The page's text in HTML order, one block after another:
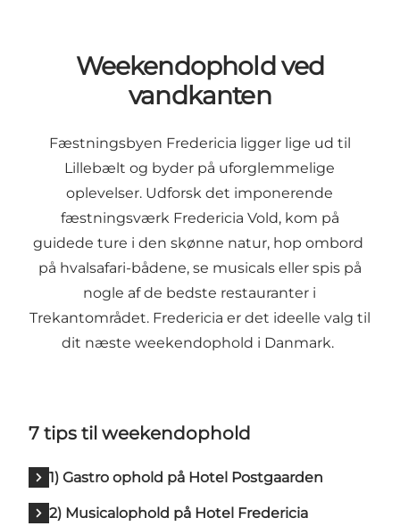
Weekendophold ved
vandkanten
Fæstningsbyen Fredericia ligger lige ud til
Lillebælt og byder på uforglemmelige
oplevelser. Udforsk det imponerende
fæstningsværk Fredericia Vold, kom på
guidede ture i den skønne natur, hop ombord
på hvalsafari-bådene, se musicals eller spis på
nogle af de bedste restauranter i
Trekantområdet. Fredericia er det ideelle valg til
dit næste weekendophold i Danmark.
7 tips til weekendophold
1) Gastro ophold på Hotel Postgaarden
2) Musicalophold på Hotel Fredericia